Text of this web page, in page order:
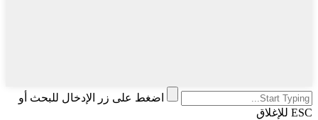
اضغط على زر الإدخال للبحث أو
ESC للإغلاق